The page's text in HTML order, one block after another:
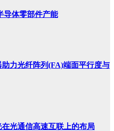
导体零部件产能
力光纤阵列(FA)端面平行度与
光通信高速互联上的布局